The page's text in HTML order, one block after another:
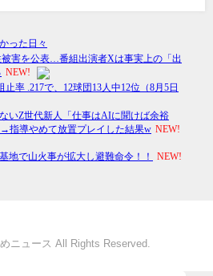
ニュース All Rights Reserved.